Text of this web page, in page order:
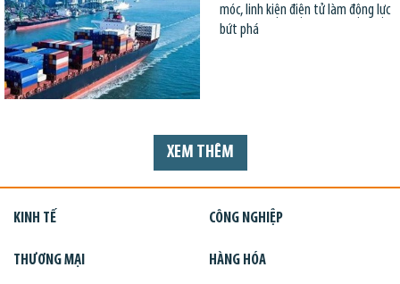
móc, linh kiện điện tử làm động lực
bứt phá
XEM THÊM
KINH TẾ CÔNG NGHIỆP
THƯƠNG MẠI HÀNG HÓA